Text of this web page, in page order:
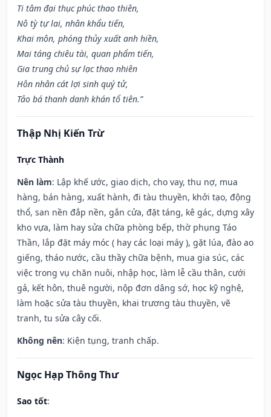
Ti tâm đại thục phúc thao thiên,
Nô tỳ tự lai, nhân khẩu tiến,
Khai môn, phóng thủy xuất anh hiền,
Mai táng chiêu tài, quan phẩm tiến,
Gia trung chủ sự lạc thao nhiên
Hôn nhân cát lợi sinh quý tử,
Tảo bá thanh danh khán tổ tiên.”
Thập Nhị Kiến Trừ
Trực Thành
Nên làm: Lập khế ước, giao dịch, cho vay, thu nợ, mua
hàng, bán hàng, xuất hành, đi tàu thuyền, khởi tạo, động
thổ, san nền đắp nền, gắn cửa, đặt táng, kê gác, dựng xây
kho vựa, làm hay sửa chữa phòng bếp, thờ phụng Táo
Thần, lắp đặt máy móc ( hay các loại máy ), gặt lúa, đào ao
giếng, tháo nước, cầu thầy chữa bệnh, mua gia súc, các
việc trong vụ chăn nuôi, nhập học, làm lễ cầu thân, cưới
gả, kết hôn, thuê người, nộp đơn dâng sớ, học kỹ nghệ,
làm hoặc sửa tàu thuyền, khai trương tàu thuyền, vẽ
tranh, tu sửa cây cối.
Không nên: Kiện tụng, tranh chấp.
Ngọc Hạp Thông Thư
Sao tốt: